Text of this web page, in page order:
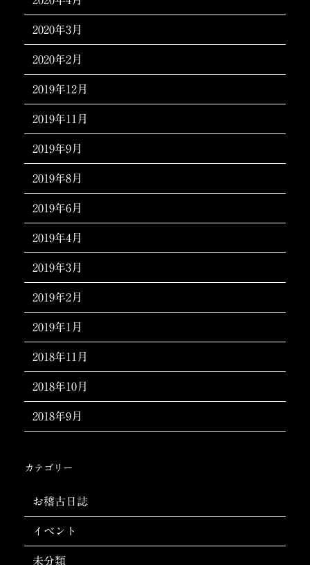
2020年3月
2020年2月
2019年12月
2019年11月
2019年9月
2019年8月
2019年6月
2019年4月
2019年3月
2019年2月
2019年1月
2018年11月
2018年10月
2018年9月
カテゴリー
お稽古日誌
イベント
未分類